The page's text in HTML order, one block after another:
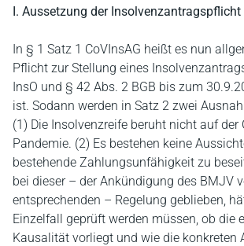
I. Aussetzung der Insolvenzantragspflicht
In § 1 Satz 1 CoVInsAG heißt es nun
Pflicht zur Stellung eines
InsO und § 42 Abs. 2 BGB bis zum
ist. Sodann werden in Satz 2 zwei
(1) Die Insolvenzreife beruht nicht auf der
Pandemie. (2) Es bestehen keine
bestehende Zahlungsunfähigkeit zu
bei dieser – der Ankündigung des BMJV
entsprechenden – Regelung geblieben,
Einzelfall geprüft werden müssen, ob die
Kausalität vorliegt und wie die konkreten